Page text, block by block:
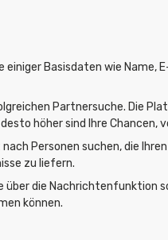
einiger Basisdaten wie
Partnersuche. Die
höher sind Ihre Chancen,
Personen suchen, die
zu liefern.
über die
können.